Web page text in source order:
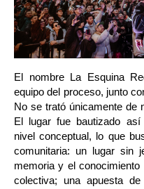
El nombre La Esquina
equipo del proceso, junto
No se trató únicamente de
El lugar fue bautizado así
nivel conceptual, lo que
comunitaria: un lugar sin
memoria y el
colectiva; una apuesta